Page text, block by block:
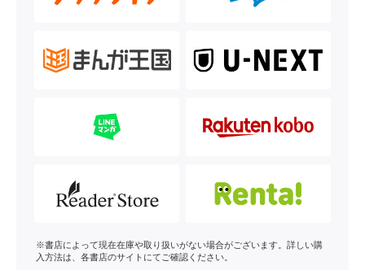
※書店によって現在在庫や取り扱いがない場合がございます。詳しい購
入方法は、各書店のサイトにてご確認ください。